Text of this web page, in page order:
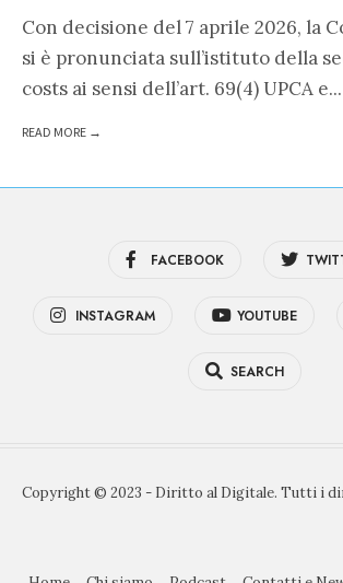
Con decisione del 7 aprile 2026, la
si è pronunciata sull’istituto della
costs ai sensi dell’art. 69(4) UPCA e...
READ MORE →
FACEBOOK
INSTAGRAM YOUTUBE
SEARCH
Copyright © 2023 - Diritto al Digitale. Tutti i